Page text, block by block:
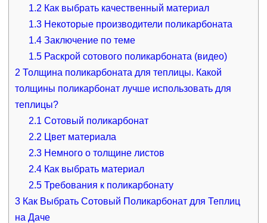
1.2 Как выбрать качественный материал
1.3 Некоторые производители поликарбоната
1.4 Заключение по теме
1.5 Раскрой сотового поликарбоната (видео)
2 Толщина поликарбоната для теплицы. Какой
толщины поликарбонат лучше использовать для
теплицы?
2.1 Сотовый поликарбонат
2.2 Цвет материала
2.3 Немного о толщине листов
2.4 Как выбрать материал
2.5 Требования к поликарбонату
3Как Выбрать Сотовый Поликарбонат для Теплиц
на Даче